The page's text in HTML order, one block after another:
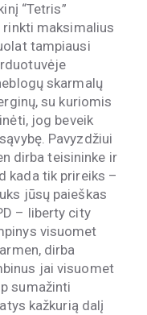
“Tetris”
maksimalius
tampiausi
skarmalų
su kuriomis
jog beveik
Pavyzdžiui
dirba teisininke ir
kada tik prireiks –
jūsų paieškas
– liberty city
visuomet
dirba
jai visuomet
sumažinti
kažkurią dalį